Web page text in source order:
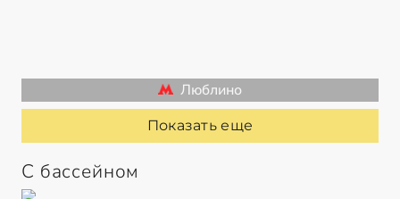
Люблино
Показать еще
С бассейном